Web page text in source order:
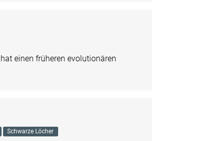
einen früheren evolutionären
Schwarze Löcher